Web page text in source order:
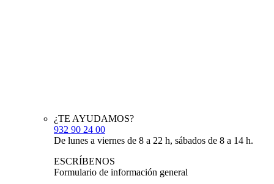
¿TE AYUDAMOS?
932 90 24 00
De lunes a viernes de 8 a 22 h, sábados de 8 a 14 h.
ESCRÍBENOS
Formulario de información general